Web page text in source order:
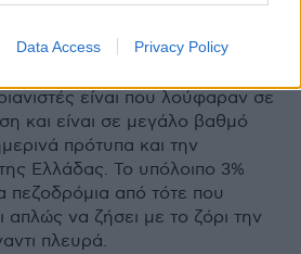
Data Access Privacy Policy
ως δια μαγείας και ότι
είναι που λούφαραν σε
και είναι σε μεγάλο βαθμό
πρότυπα και την
Ελλάδας. Το υπόλοιπο 3%
πεζοδρόμια από τότε που
απλώς να ζήσει με το ζόρι την
πλευρά.